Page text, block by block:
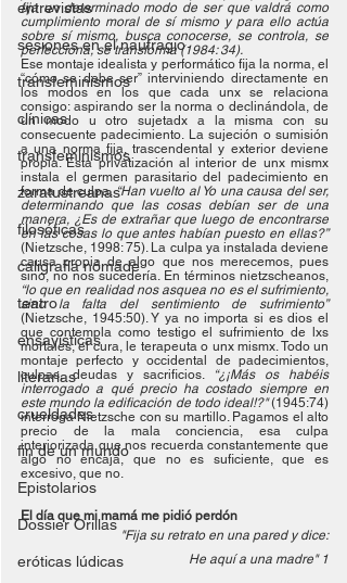
entrevistas
sesiones en el naufragio
transfeminismos
clínicas
transfeminismos
zaratustreanas
filosóficas
caligrafía nómade
teatro
ensayísticas
literarias
crueldades
fin de un mundo
Epistolarios
Dossier Orillas
eróticas lúdicas
fija un determinado modo de ser que valdrá como
cumplimiento moral de sí mismo y para ello actúa
sobre sí mismo, busca conocerse, se controla, se
perfecciona, se transforma (1984: 34).
Ese montaje idealista y performático fija la norma, el
“cómo se debe ser” interviniendo directamente en
los modos en los que cada unx se relaciona
consigo: aspirando ser la norma o declinándola, de
un modo u otro sujetadx a la misma con su
consecuente padecimiento. La sujeción o sumisión
a una norma fija, trascendental y exterior deviene
propia. Esta privatización al interior de unx mismx
instala el germen parasitario del padecimiento en
forma de culpa. “Han vuelto al Yo una causa del ser,
determinando que las cosas debían ser de una
manera, ¿Es de extrañar que luego de encontrarse
en las cosas lo que antes habían puesto en ellas?”
(Nietzsche, 1998: 75). La culpa ya instalada deviene
causa propia de algo que nos merecemos, pues
“lo que en realidad nos asquea no es el sufrimiento,
sino la falta del sentimiento de sufrimiento”
(Nietzsche, 1945:50). Y ya no importa si es dios el
que contempla como testigo el sufrimiento de lxs
mortales, el cura, le terapeuta o unx mismx. Todo un
montaje perfecto y occidental de padecimientos,
culpas, deudas y sacrificios.
“¿¡Más os habéis
interrogado a qué precio ha costado siempre en
este mundo la edificación de todo ideal!?" (1945:74)
interroga Nietzsche con su martillo. Pagamos el alto
precio de la mala conciencia, esa culpa
interiorizada que nos recuerda constantemente que
algo no encaja, que no es suficiente, que es
excesivo, que no.
El día que mi mamá me pidió perdón
"Fija su retrato en una pared y dice:
He aquí a una madre" 1